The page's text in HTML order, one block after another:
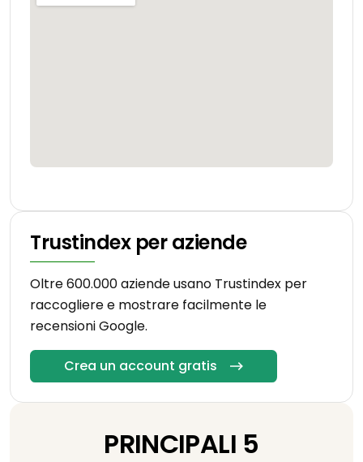
Trustindex per aziende
Oltre 600.000 aziende usano Trustindex per
raccogliere e mostrare facilmente le
recensioni Google.
Crea un account gratis
PRINCIPALI 5